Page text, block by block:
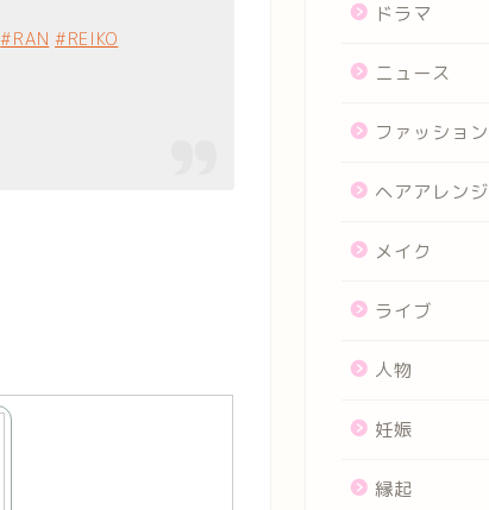
#RAN #REIKO
ドラマ
ニュース
ファッション
ヘアアレンジ
メイク
ライブ
人物
妊娠
縁起